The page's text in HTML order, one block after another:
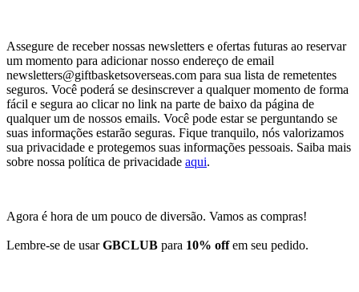
Assegure de receber nossas newsletters e ofertas futuras ao reservar
um momento para adicionar nosso endereço de email
newsletters@giftbasketsoverseas.com para sua lista de remetentes
seguros. Você poderá se desinscrever a qualquer momento de forma
fácil e segura ao clicar no link na parte de baixo da página de
qualquer um de nossos emails. Você pode estar se perguntando se
suas informações estarão seguras. Fique tranquilo, nós valorizamos
sua privacidade e protegemos suas informações pessoais. Saiba mais
sobre nossa política de privacidade aqui.
Agora é hora de um pouco de diversão. Vamos as compras!
Lembre-se de usarGBCLUB para 10% offem seu pedido.